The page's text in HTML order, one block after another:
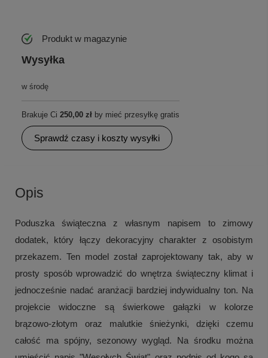
Produkt w magazynie
Wysyłka
w środę
Brakuje Ci 250,00 zł by mieć przesyłkę gratis
Sprawdź czasy i koszty wysyłki
Opis
Poduszka świąteczna z własnym napisem to zimowy
dodatek, który łączy dekoracyjny charakter z osobistym
przekazem. Ten model został zaprojektowany tak, aby w
prosty sposób wprowadzić do wnętrza świąteczny klimat i
jednocześnie nadać aranżacji bardziej indywidualny ton. Na
projekcie widoczne są świerkowe gałązki w kolorze
brązowo-złotym oraz malutkie śnieżynki, dzięki czemu
całość ma spójny, sezonowy wygląd. Na środku można